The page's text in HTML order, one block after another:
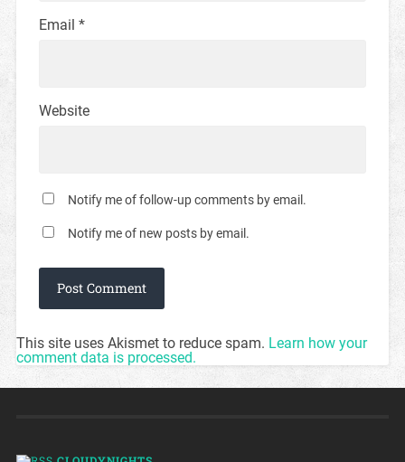
Email *
Website
Notify me of follow-up comments by email.
Notify me of new posts by email.
This site uses Akismet to reduce spam. Learn how your
comment data is processed.